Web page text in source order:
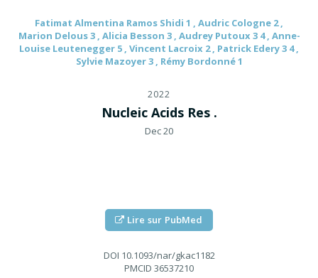
Fatimat Almentina Ramos Shidi 1 , Audric Cologne 2 ,
Marion Delous 3 , Alicia Besson 3 , Audrey Putoux 3 4 , Anne-
Louise Leutenegger 5 , Vincent Lacroix 2 , Patrick Edery 3 4 ,
Sylvie Mazoyer 3 , Rémy Bordonné 1
2022
Nucleic Acids Res .
Dec 20
Lire sur PubMed
DOI 10.1093/nar/gkac1182
PMCID 36537210